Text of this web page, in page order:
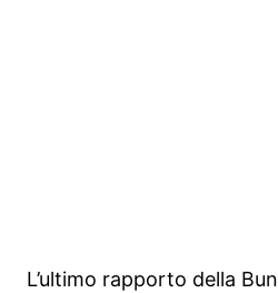
L’ultimo rapporto della